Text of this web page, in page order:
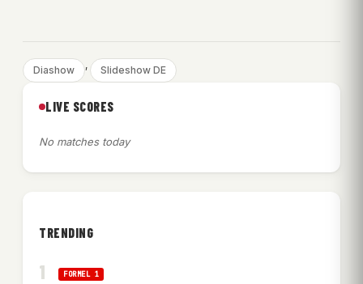
Diashow , Slideshow DE
LIVE SCORES
No matches today
TRENDING
FORMEL 1